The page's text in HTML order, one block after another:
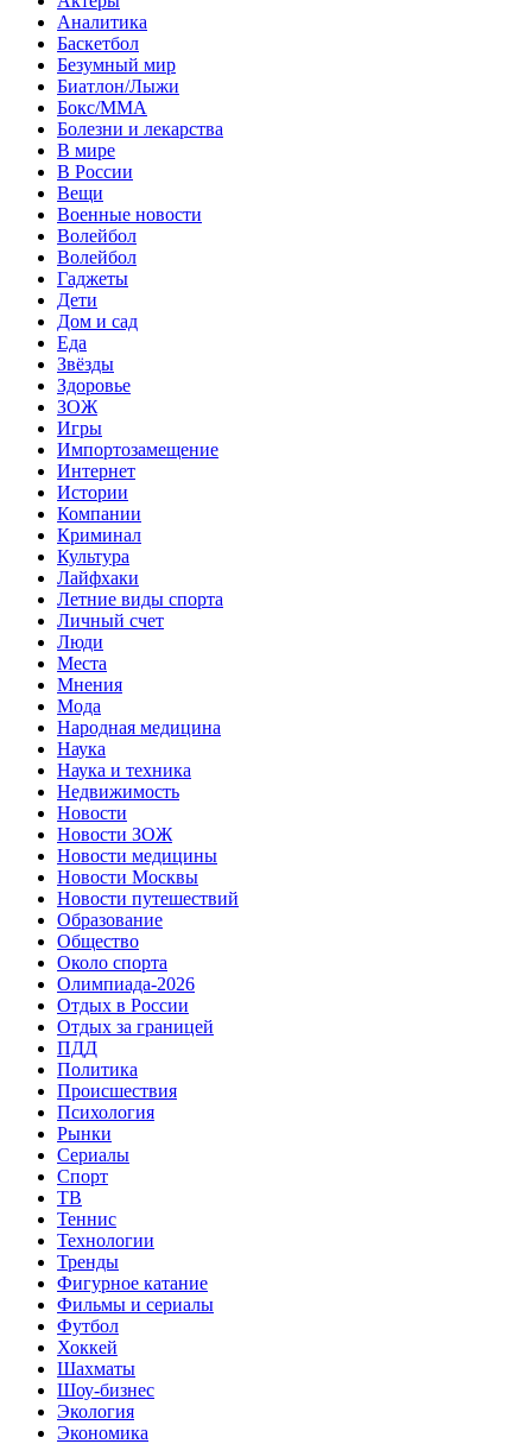
Аналитика
Баскетбол
Безумный мир
Биатлон/Лыжи
Бокс/MMA
Болезни и лекарства
В мире
В России
Вещи
Военные новости
Волейбол
Волейбол
Гаджеты
Дети
Дом и сад
Еда
Звёзды
Здоровье
ЗОЖ
Игры
Импортозамещение
Интернет
Истории
Компании
Криминал
Культура
Лайфхаки
Летние виды спорта
Личный счет
Люди
Места
Мнения
Мода
Народная медицина
Наука
Наука и техника
Недвижимость
Новости
Новости ЗОЖ
Новости медицины
Новости Москвы
Новости путешествий
Образование
Общество
Около спорта
Олимпиада-2026
Отдых в России
Отдых за границей
ПДД
Политика
Происшествия
Психология
Рынки
Сериалы
Спорт
ТВ
Теннис
Технологии
Тренды
Фигурное катание
Фильмы и сериалы
Футбол
Хоккей
Шахматы
Шоу-бизнес
Экология
Экономика